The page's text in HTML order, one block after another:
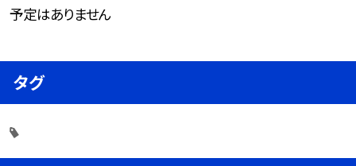
予定はありません
タグ